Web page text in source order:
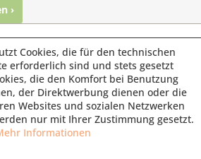
›
Christof Paul e.K. | Westring 2 |
Recklinghausen
| E-Mail: info@pauls-muehle.de
Cookies, die für den technischen
erforderlich sind und stets gesetzt
die den Komfort bei Benutzung
der Direktwerbung dienen oder die
Websites und sozialen Netzwerken
nur mit Ihrer Zustimmung gesetzt.
Informationen